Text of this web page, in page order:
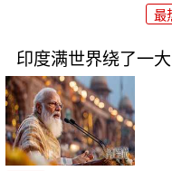
最
印度满世界绕了一